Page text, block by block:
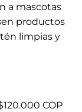
a mascotas
productos
limpias y
COP